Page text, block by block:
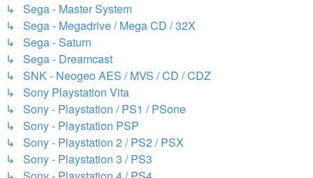
↳ Sega - Master System
↳ Sega - Megadrive / Mega CD / 32X
↳ Sega - Saturn
↳ Sega - Dreamcast
↳ SNK - Neogeo AES / MVS / CD / CDZ
↳ Sony Playstation Vita
↳ Sony - Playstation / PS1 / PSone
↳ Sony - Playstation PSP
↳ Sony - Playstation 2 / PS2 / PSX
↳ Sony - Playstation 3 / PS3